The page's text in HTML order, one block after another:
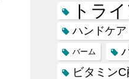
トラ
ハンドケア
バーム
ビタミン